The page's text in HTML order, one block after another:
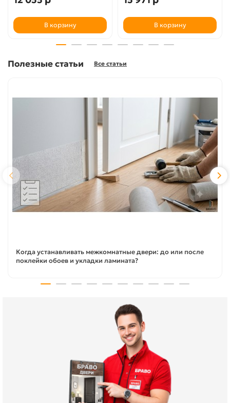
В корзину В корзину
Полезные статьи Все статьи
Когда устанавливать межкомнатные двери: до или после
поклейки обоев и укладки ламината?